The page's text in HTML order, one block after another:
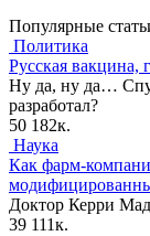
Популярные
Политика
Русская вакцина,
Ну да, ну да…
разработал?
50 182к.
Наука
Как фарм-
Доктор Керри
39 111к.